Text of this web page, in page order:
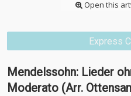
Open this
Express
Mendelssohn: Lieder
Moderato (Arr.